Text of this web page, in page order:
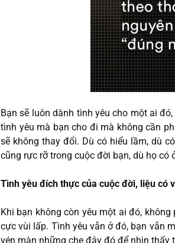
Bạn sẽ luôn dành tình yêu cho một ai
tình yêu mà bạn cho đi mà không cần
sẽ không thay đổi. Dù có hiểu lầm, dù
cũng rực rỡ trong cuộc đời bạn, dù họ có
Tình yêu đích thực của cuộc đời, liệu có
Khi bạn không còn yêu một ai đó,
cực vùi lấp. Tình yêu vẫn ở đó, bạn vẫn
vén màn những che đậy đó để nhìn thấy